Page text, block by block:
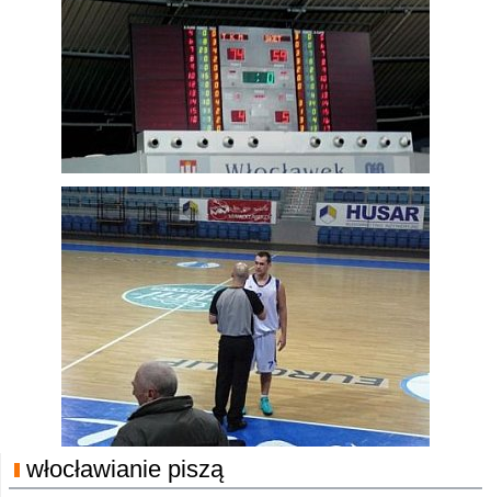
włocławianie piszą